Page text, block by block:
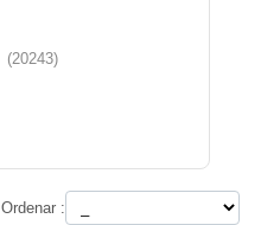
(20243)
Ordenar :